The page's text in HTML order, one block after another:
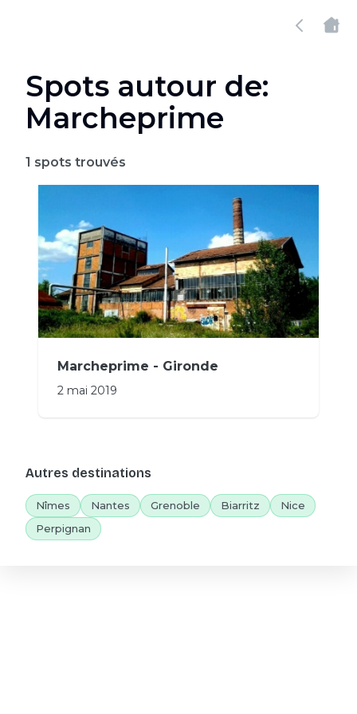
Spots autour de:
Marcheprime
1 spots trouvés
Marcheprime - Gironde
2 mai 2019
Autres destinations
Nîmes Nantes Grenoble Biarritz
Nice
Perpignan